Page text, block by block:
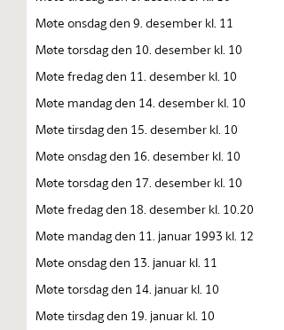
Møte onsdag den 9. desember kl. 11
Møte torsdag den 10. desember kl. 10
Møte fredag den 11. desember kl. 10
Møte mandag den 14. desember kl. 10
Møte tirsdag den 15. desember kl. 10
Møte onsdag den 16. desember kl. 10
Møte torsdag den 17. desember kl. 10
Møte fredag den 18. desember kl. 10.20
Møte mandag den 11. januar 1993 kl. 12
Møte onsdag den 13. januar kl. 11
Møte torsdag den 14. januar kl. 10
Møte tirsdag den 19. januar kl. 10